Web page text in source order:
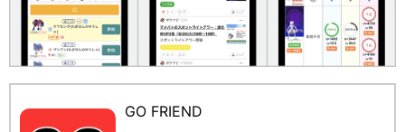
GO FRIEND